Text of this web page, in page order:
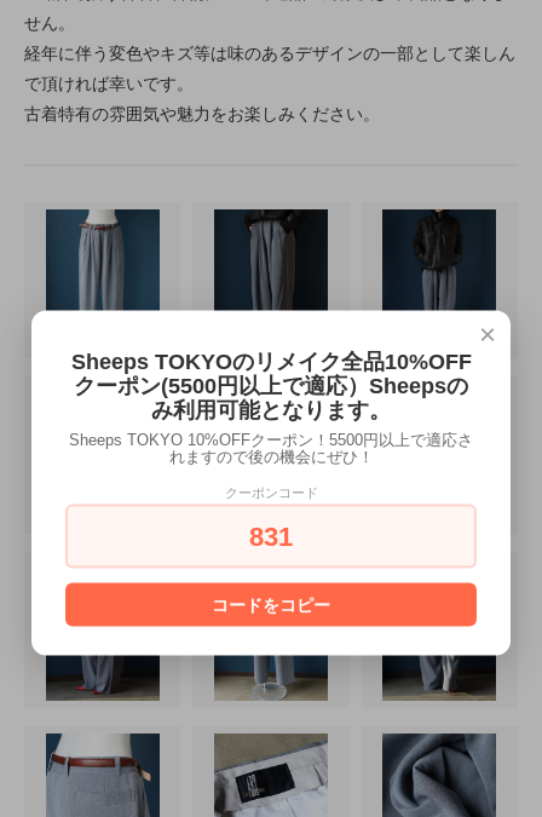
せん。
経年に伴う変色やキズ等は味のあるデザインの一部として楽しん
で頂ければ幸いです。
古着特有の雰囲気や魅力をお楽しみください。
×
Sheeps TOKYOのリメイク全品10%OFF
クーポン(5500円以上で適応）Sheepsの
み利用可能となります。
Sheeps TOKYO 10%OFFクーポン！5500円以上で適応さ
れますので後の機会にぜひ！
クーポンコード
831
コードをコピー